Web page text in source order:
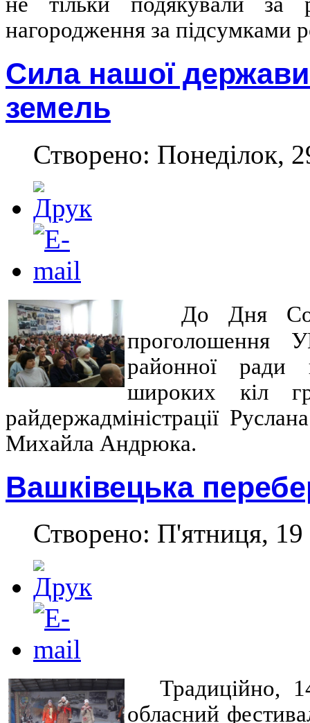
нагородження за підсумками
Сила нашої держави
земель
Створено: Понеділок,
До Дня
проголошення
районної ради
широких кіл
райдержадміністрації
Михайла Андрюка.
Вашківецька
Створено: П'ятниця, 19
Традиційно,
обласний